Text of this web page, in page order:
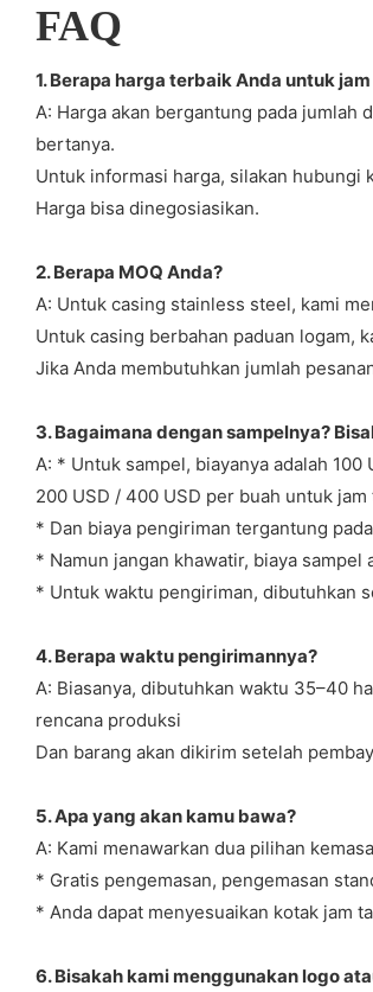
FAQ
1. Berapa harga terbaik Anda untuk
A: Harga akan bergantung pada jumlah
bertanya.
Untuk informasi harga, silakan hubungi
Harga bisa dinegosiasikan.
2. Berapa MOQ Anda?
A: Untuk casing stainless steel, kami
Untuk casing berbahan paduan logam,
Jika Anda membutuhkan jumlah
3. Bagaimana dengan sampelnya?
A: * Untuk sampel, biayanya adalah
200 USD / 400 USD per buah untuk
* Dan biaya pengiriman tergantung
* Namun jangan khawatir, biaya
* Untuk waktu pengiriman, dibutuhkan
4. Berapa waktu pengirimannya?
A: Biasanya, dibutuhkan waktu 35–40
rencana produksi
Dan barang akan dikirim setelah
5. Apa yang akan kamu bawa?
A: Kami menawarkan dua pilihan
* Gratis pengemasan, pengemasan
* Anda dapat menyesuaikan kotak jam
6. Bisakah kami menggunakan logo